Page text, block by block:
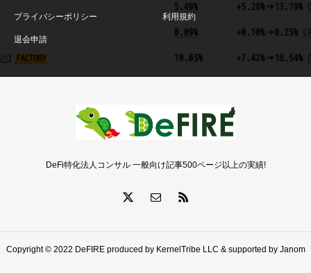
プライバシーポリシー 利用規約
退会申請
DeFi特化法人コンサル 一般向け記事500ページ以上の実績!
Copyright © 2022 DeFIRE produced by KernelTribe LLC & supported by Janom